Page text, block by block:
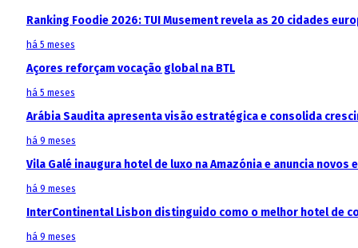
Ranking Foodie 2026: TUI Musement revela as 20 cidades
há 5 meses
Açores reforçam vocação global na BTL
há 5 meses
Arábia Saudita apresenta visão estratégica e consolida
há 9 meses
Vila Galé inaugura hotel de luxo na Amazónia e anuncia
há 9 meses
InterContinental Lisbon distinguido como o melhor hotel de
há 9 meses